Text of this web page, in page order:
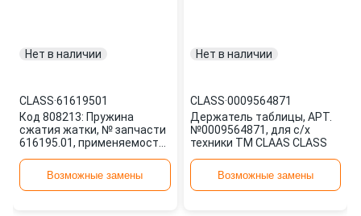
Нет в наличии
CLASS·61619501
Код 808213: Пружина
сжатия жатки, № запчасти
616195.01, применяемость:
Возможные замены
Нет в наличии
CLASS·0009564871
Держатель таблицы, АРТ.
№0009564871, для с/х
техники TM CLAAS CLASS
Возможные замены